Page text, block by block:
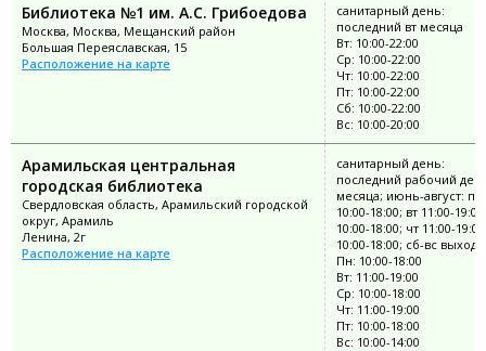
Библиотека №1 им. А.С. Грибоедова
Москва, Москва, Мещанский район
Большая Переяславская, 15
Расположение на карте
санитарный день:
последний вт месяца
Вт: 10:00-22:00
Ср: 10:00-22:00
Чт: 10:00-22:00
Пт: 10:00-22:00
Сб: 10:00-22:00
Вс: 10:00-20:00
Арамильская центральная
городская библиотека
Свердловская область, Арамильский городской
округ, Арамиль
Ленина, 2г
Расположение на карте
санитарный день:
последний рабочий
месяца; июнь-август: пн
10:00-18:00; вт 11:00-
10:00-18:00; чт 11:00-
10:00-18:00; сб-вс
Пн: 10:00-18:00
Вт: 11:00-19:00
Ср: 10:00-18:00
Чт: 11:00-19:00
Пт: 10:00-18:00
Вс: 10:00-14:00